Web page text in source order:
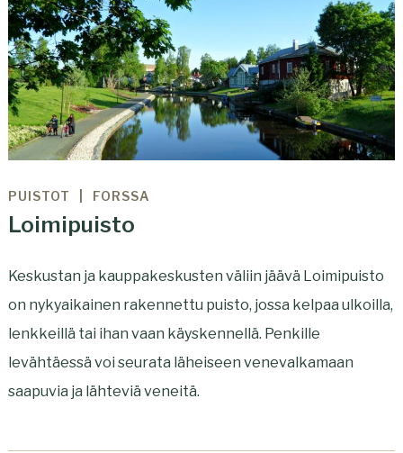
PUISTOT FORSSA
Loimipuisto
Keskustan ja kauppakeskusten väliin jäävä Loimipuisto
on nykyaikainen rakennettu puisto, jossa kelpaa ulkoilla,
lenkkeillä tai ihan vaan käyskennellä. Penkille
levähtäessä voi seurata läheiseen venevalkamaan
saapuvia ja lähteviä veneitä.